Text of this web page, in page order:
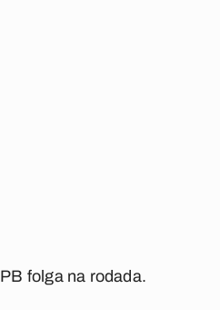
folga na rodada.